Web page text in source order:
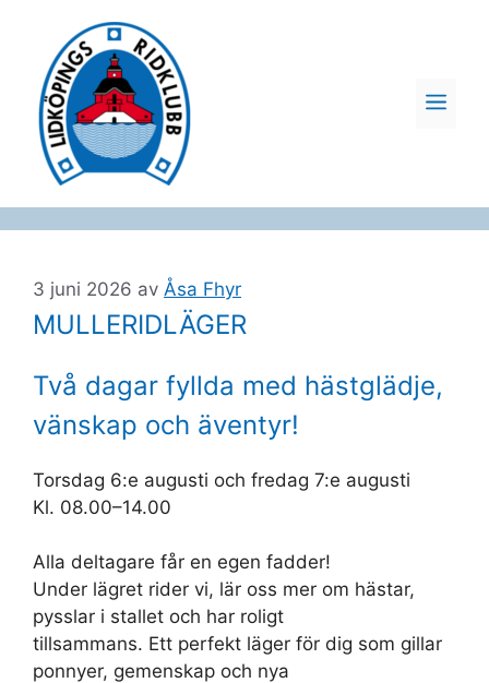
innehåll
3 juni 2026 av Åsa Fhyr
MULLERIDLÄGER
Två dagar fyllda med hästglädje,
vänskap och äventyr!
Torsdag 6:e augusti och fredag 7:e augusti
Kl. 08.00–14.00
Alla deltagare får en egen fadder!
Under lägret rider vi, lär oss mer om hästar,
pysslar i stallet och har roligt
tillsammans. Ett perfekt läger för dig som gillar
ponnyer, gemenskap och nya